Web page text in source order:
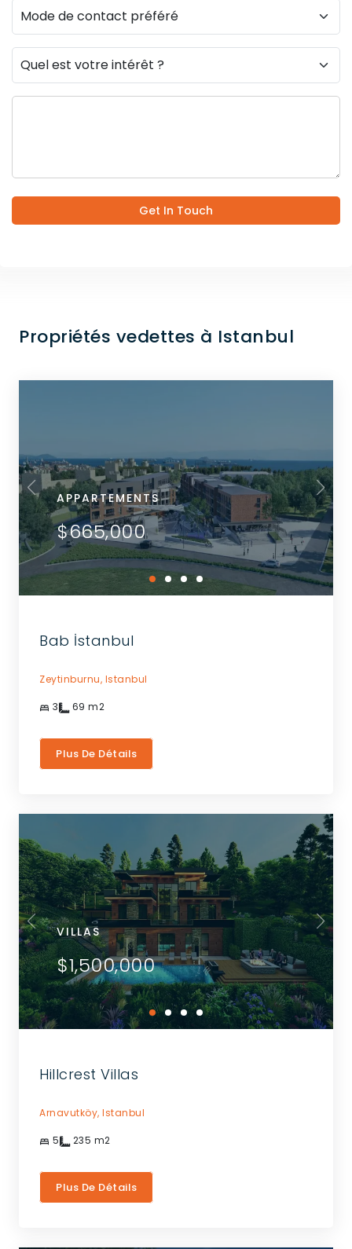
Get In Touch
Propriétés vedettes à Istanbul
APPARTEMENTS
$665,000
Bab İstanbul
Zeytinburnu, Istanbul
3 69 m2
Plus De Détails
VILLAS
$1,500,000
Hillcrest Villas
Arnavutköy, Istanbul
5 235 m2
Plus De Détails